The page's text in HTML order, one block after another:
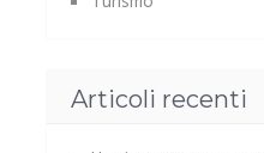
Articoli recenti